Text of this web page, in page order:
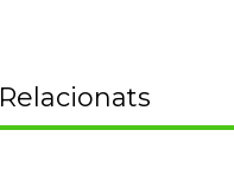
Relacionats